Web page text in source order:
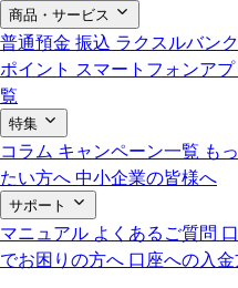
商品・サービス
普通預金 振込 ラクスルバン
ポイント スマートフォンアプ
覧
特集
コラム キャンペーン一覧 も
たい方へ中小企業の皆様へ
サポート
マニュアル よくあるご質問
でお困りの方へ 口座への入